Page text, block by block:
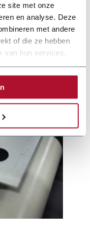
site met onze
en analyse. Deze
met andere
of die ze hebben
van hun services.